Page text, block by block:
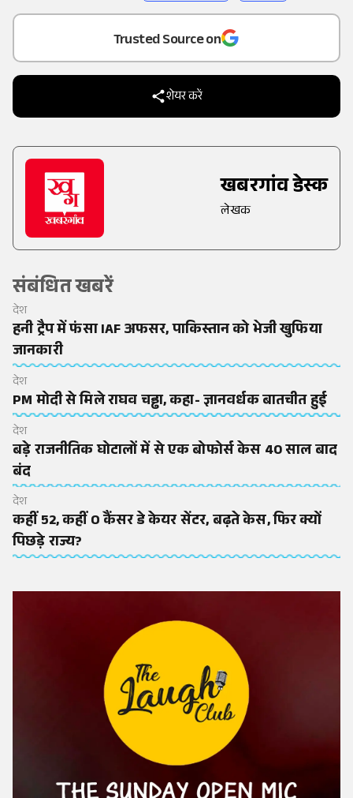
Add
as a
Trusted Source on
शेयर करें
खबरगांव डेस्क
लेखक
संबंधित खबरें
देश
हनी ट्रैप में फंसा IAF अफसर, पाकिस्तान को भेजी खुफिया
जानकारी
देश
PM मोदी से मिले राघव चड्ढा, कहा- ज्ञानवर्धक बातचीत हुई
देश
बड़े राजनीतिक घोटालों में से एक बोफोर्स केस 40 साल बाद
बंद
देश
कहीं 52, कहीं O कैंसर डे केयर सेंटर, बढ़ते केस, फिर क्यों
पिछड़े राज्य?